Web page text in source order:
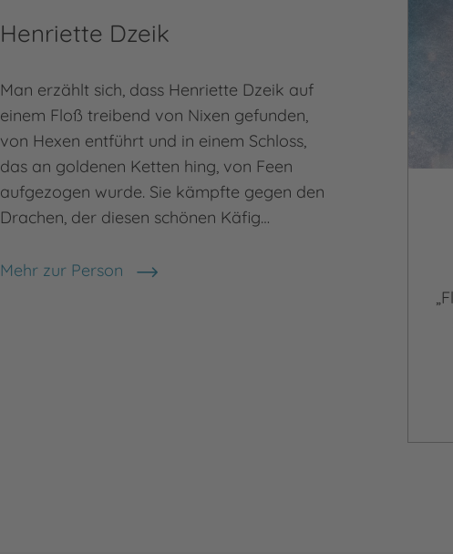
Henriette Dzeik
Man erzählt sich, dass Henriette Dzeik auf
einem Floß treibend von Nixen gefunden,
von Hexen entführt und in einem Schloss,
das an goldenen Ketten hing, von Feen
aufgezogen wurde. Sie kämpfte gegen den
Drachen, der diesen schönen Käfig…
Mehr zur Person
Henriette Dzeik